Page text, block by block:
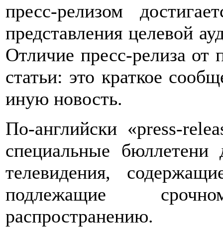
пресс-релизом
представления целевой
Отличие пресс-релиза от
статьи: это краткое
иную новость.
По-английски «press-
специальные бюллетени
телевидения,
подлежащие
распространению.